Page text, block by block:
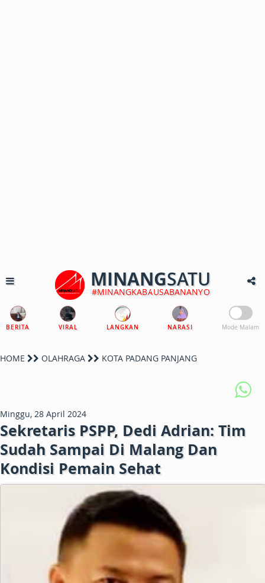
MINANGSATU
#MINANGKABAUSABANANYO
BERITA VIRAL LANGKAN NARASI Mode Malam
HOME OLAHRAGA KOTA PADANG PANJANG
Minggu, 28 April 2024
Sekretaris PSPP, Dedi Adrian: Tim
Sudah Sampai Di Malang Dan
Kondisi Pemain Sehat